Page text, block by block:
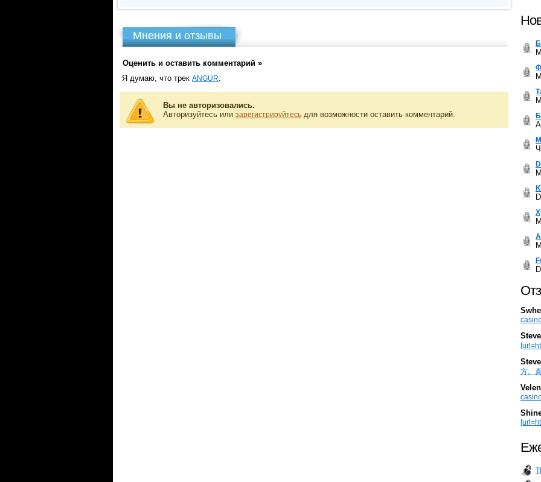
Мнения и отзывы
Оценить и оставить комментарий »
Я думаю, что трек ANGUR:
Вы не авторизовались.
Авторизуйтесь или зарегистрируйтесь для возможности оставить комментарий.
方。